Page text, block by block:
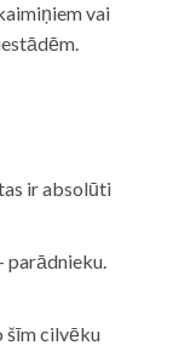
vai
ir absolūti
parādnieku.
šīm cilvēku